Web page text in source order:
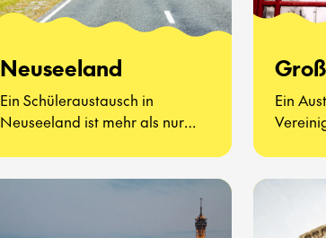
Neuseeland
Ein Schüleraustausch in
Neuseeland ist mehr als nur
geht darum, eine ganz neue Art
Ein